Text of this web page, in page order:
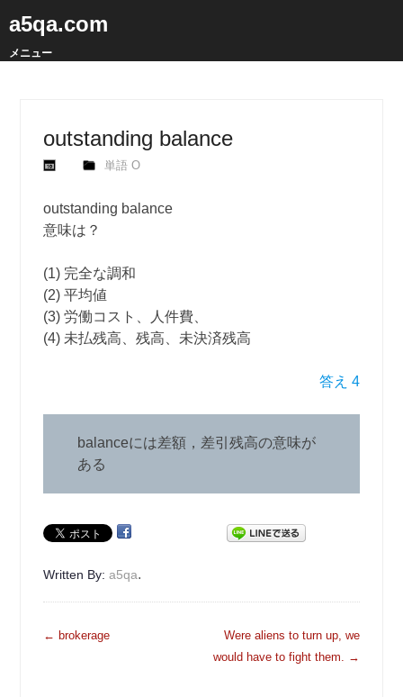
a5qa.com
メニュー
outstanding balance
単語 O
outstanding balance
意味は？
(1) 完全な調和
(2) 平均値
(3) 労働コスト、人件費、
(4) 未払残高、残高、未決済残高
答え 4
balanceには差額，差引残高の意味が
ある
Written By:a5qa.
投
← brokerage
Were aliens to turn up, we
would have to fight them. →